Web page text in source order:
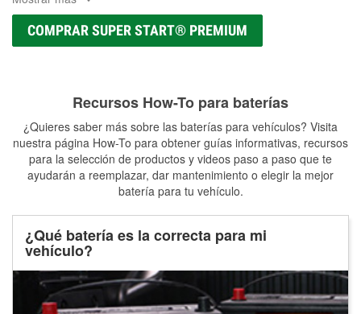
COMPRAR SUPER START® PREMIUM
Recursos How-To para baterías
¿Quieres saber más sobre las baterías para vehículos? Visita
nuestra página How-To para obtener guías informativas, recursos
para la selección de productos y videos paso a paso que te
ayudarán a reemplazar, dar mantenimiento o elegir la mejor
batería para tu vehículo.
¿Qué batería es la correcta para mi
vehículo?